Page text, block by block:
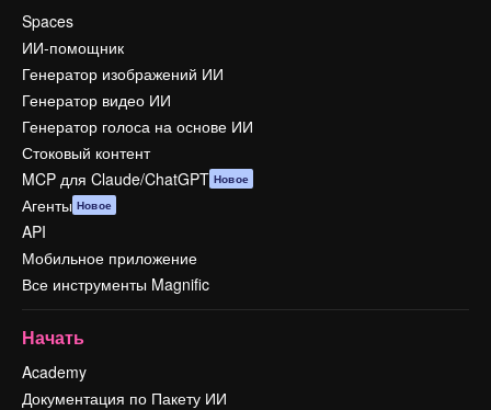
Spaces
ИИ-помощник
Генератор изображений ИИ
Генератор видео ИИ
Генератор голоса на основе ИИ
Стоковый контент
MCP для Claude/ChatGPT Новое
Агенты Новое
API
Мобильное приложение
Все инструменты Magnific
Начать
Academy
Документация по Пакету ИИ